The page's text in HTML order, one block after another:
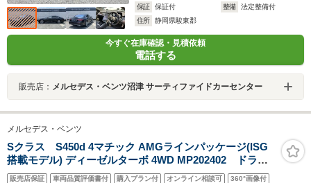
保証
保証付 整備
法定整備付
住所
静岡県駿東郡
今すぐ在庫確認・見積依頼
電話する
販売店： メルセデス・ベンツ沼津 サーティファイドカーセンター
メルセデス・ベンツ
Sクラス S450d 4マチック AMGラインパッケージ(ISG
搭載モデル) ディーゼルターボ 4WD MP202402 ドライ
バーズパッケージ
販売店保証 車両品質評価書付 購入プラン付 オンライン相談可 360°画像付